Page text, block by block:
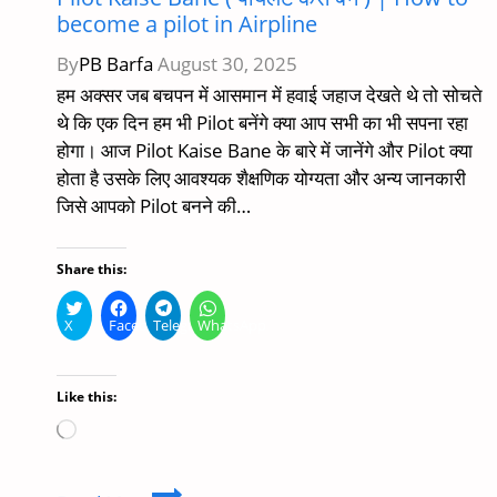
become a pilot in Airpline
ByPB Barfa August 30, 2025
हम अक्सर जब बचपन में आसमान में हवाई जहाज देखते थे तो सोचते
थे कि एक दिन हम भी Pilot बनेंगे क्या आप सभी का भी सपना रहा
होगा। आज Pilot Kaise Bane के बारे में जानेंगे और Pilot क्या
होता है उसके लिए आवश्यक शैक्षणिक योग्यता और अन्य जानकारी
जिसे आपको Pilot बनने की…
Share this:
X FacebookTelegramWhatsApp
Like this:
Loading…